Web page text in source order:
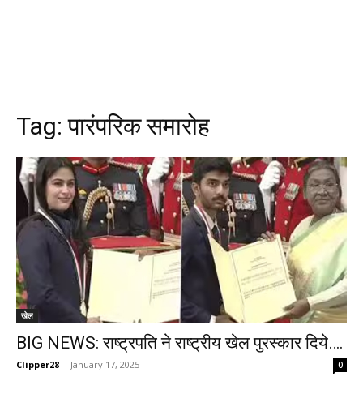
Tag:पारंपरिक समारोह
खेल
BIG NEWS: राष्ट्रपति ने राष्ट्रीय खेल पुरस्कार दिये….
Clipper28 - January 17, 2025 0